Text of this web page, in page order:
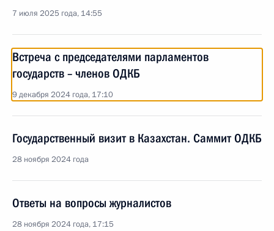
7 июля 2025 года, 14:55
Встреча с председателями парламентов
государств – членов ОДКБ
9 декабря 2024 года, 17:10
Государственный визит в Казахстан. Саммит ОДКБ
28 ноября 2024 года
Ответы на вопросы журналистов
28 ноября 2024 года, 17:15